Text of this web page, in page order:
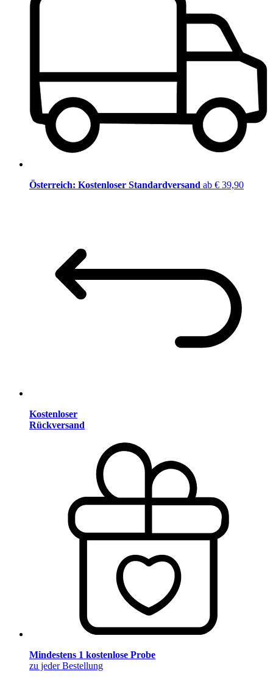
Österreich: Kostenloser Standardversand ab € 39,90
Kostenloser
Rückversand
Mindestens 1 kostenlose Probe
zu jeder Bestellung